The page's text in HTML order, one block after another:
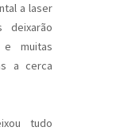
a laser
deixarão
muitas
a cerca
tudo